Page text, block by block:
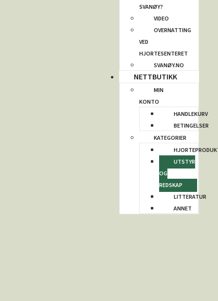
SVANØY?
VIDEO
OVERNATTING
VED
HJORTESENTERET
SVANØY.NO
NETTBUTIKK
MIN
KONTO
HANDLEKURV
BETINGELSER
KATEGORIER
UTSTYR
OG
REDSKAP
LITTERATUR
ANNET